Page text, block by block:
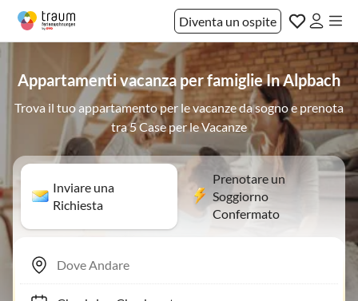
Diventa un ospite
Appartamenti vacanza per famiglie In Alpbach
Trova il tuo appartamento per le vacanze da sogno e prenota
tra 5 Case per le Vacanze
Inviare una
Richiesta
Prenotare un
Soggiorno
Confermato